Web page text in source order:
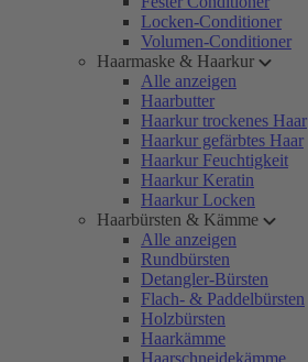
Locken-Conditioner
Volumen-Conditioner
Haarmaske & Haarkur
Alle anzeigen
Haarbutter
Haarkur trockenes Haar
Haarkur gefärbtes Haar
Haarkur Feuchtigkeit
Haarkur Keratin
Haarkur Locken
Haarbürsten & Kämme
Alle anzeigen
Rundbürsten
Detangler-Bürsten
Flach- & Paddelbürsten
Holzbürsten
Haarkämme
Haarschneidekämme